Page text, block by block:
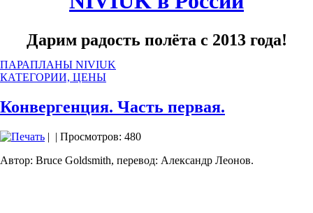
Дарим радость полёта с 2013 года!
ПАРАПЛАНЫ NIVIUK
КАТЕГОРИИ, ЦЕНЫ
Конвергенция. Часть первая.
| | Просмотров: 480
Автор: Bruce Goldsmith, перевод: Александр Леонов.